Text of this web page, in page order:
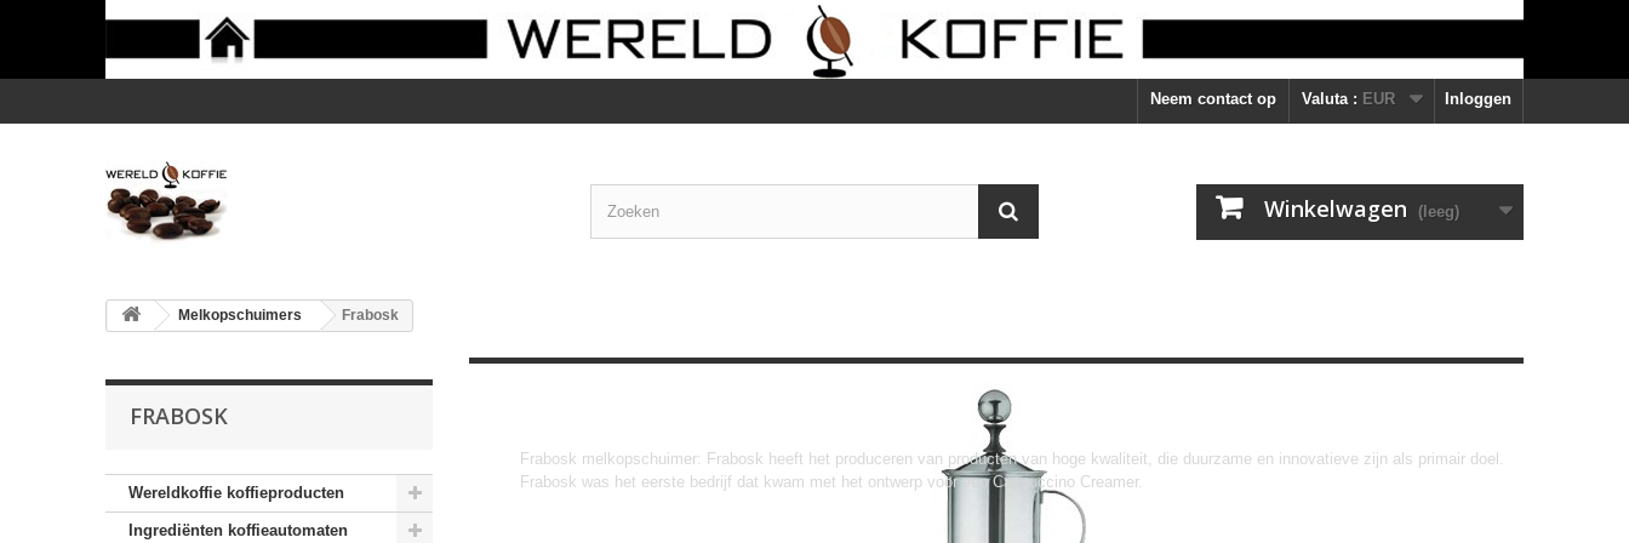
Inloggen
Valuta : EUR
Neem contact op
Winkelwagen (leeg)
Melkopschuimers Frabosk
FRABOSK
Wereldkoffie koffieproducten
Ingrediënten koffieautomaten
Frabosk melkopschuimer: Frabosk heeft het produceren van producten van hoge kwaliteit, die duurzame en innovatieve zijn als primair doel.
Frabosk was het eerste bedrijf dat kwam met het ontwerp voor een Cappuccino Creamer.